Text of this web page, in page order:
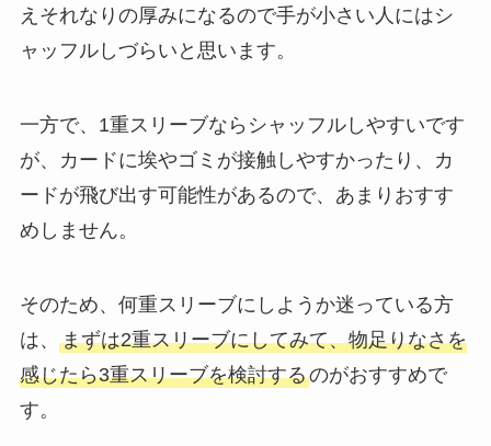
えそれなりの厚みになるので手が小さい人にはシ
ャッフルしづらいと思います。
一方で、1重スリーブならシャッフルしやすいです
が、カードに埃やゴミが接触しやすかったり、カ
ードが飛び出す可能性があるので、あまりおすす
めしません。
そのため、何重スリーブにしようか迷っている方
は、 まずは2重スリーブにしてみて、物足りなさを
感じたら3重スリーブを検討するのがおすすめで
す。